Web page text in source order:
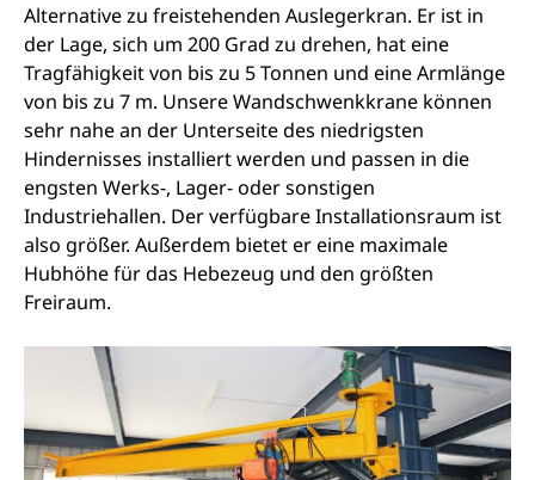
Alternative zu freistehenden Auslegerkran. Er ist in
der Lage, sich um 200 Grad zu drehen, hat eine
Tragfähigkeit von bis zu 5 Tonnen und eine Armlänge
von bis zu 7 m. Unsere Wandschwenkkrane können
sehr nahe an der Unterseite des niedrigsten
Hindernisses installiert werden und passen in die
engsten Werks-, Lager- oder sonstigen
Industriehallen. Der verfügbare Installationsraum ist
also größer. Außerdem bietet er eine maximale
Hubhöhe für das Hebezeug und den größten
Freiraum.